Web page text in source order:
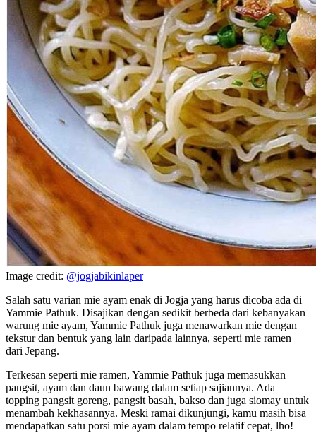
Image credit: @jogjabikinlaper
Salah satu varian mie ayam enak di Jogja yang harus dicoba ada di
Yammie Pathuk. Disajikan dengan sedikit berbeda dari kebanyakan
warung mie ayam, Yammie Pathuk juga menawarkan mie dengan
tekstur dan bentuk yang lain daripada lainnya, seperti mie ramen
dari Jepang.
Terkesan seperti mie ramen, Yammie Pathuk juga memasukkan
pangsit, ayam dan daun bawang dalam setiap sajiannya. Ada
topping pangsit goreng, pangsit basah, bakso dan juga siomay untuk
menambah kekhasannya. Meski ramai dikunjungi, kamu masih bisa
mendapatkan satu porsi mie ayam dalam tempo relatif cepat, lho!